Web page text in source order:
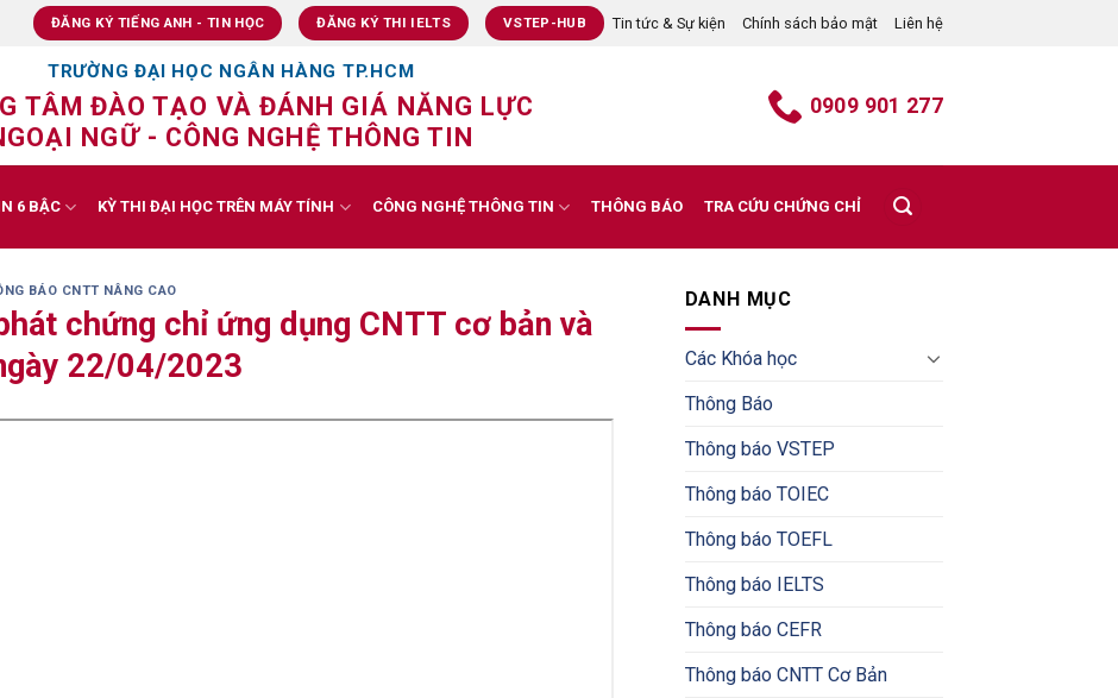
ĐĂNG KÝ TIẾNG ANH - TIN HỌC ĐĂNG KÝ THI IELTS VSTEP-HUB Tin tức & Sự kiện Chính sách bảo mật Liên hệ
TRƯỜNG ĐẠI HỌC NGÂN HÀNG TP.HCM
TÂM ĐÀO TẠO VÀ ĐÁNH GIÁ NĂNG LỰC
NGỮ - CÔNG NGHỆ THÔNG TIN
0909 901 277
6 BẬC KỲ THI ĐẠI HỌC TRÊN MÁY TÍNH CÔNG NGHỆ THÔNG TIN THÔNG BÁO TRA CỨU CHỨNG CHỈ
BÁO CNTT NÂNG CAO
chứng chỉ ứng dụng CNTT cơ bản và
22/04/2023
DANH MỤC
Các Khóa học
Thông Báo
Thông báo VSTEP
Thông báo TOIEC
Thông báo TOEFL
Thông báo IELTS
Thông báo CEFR
Thông báo CNTT Cơ Bản